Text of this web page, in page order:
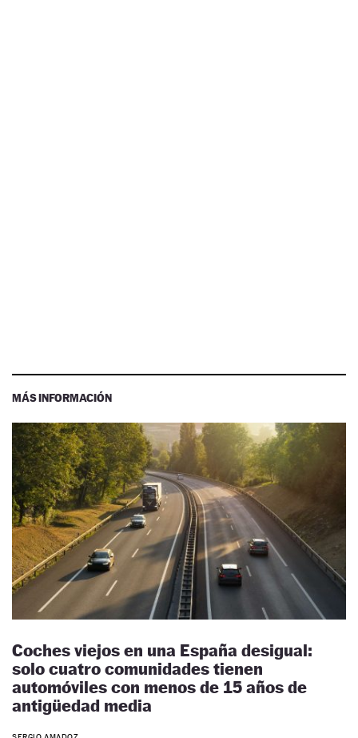
MÁS INFORMACIÓN
Coches viejos en una España desigual:
solo cuatro comunidades tienen
automóviles con menos de 15 años de
antigüedad media